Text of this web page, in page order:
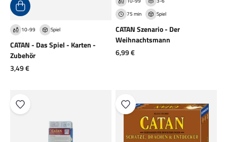
10-99 Spiel
CATAN - Das Spiel - Karten -
Zubehör
Angebot
3,49 €
75 min
Spiel
CATAN Szenario - Der
Weihnachtsmann
Angebot
6,99 €